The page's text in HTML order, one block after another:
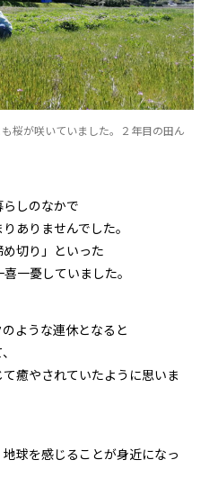
桜が咲いていました。２年目の田ん
しのなかで
ありませんでした。
切り」といった
一憂していました。
ような連休となると
て癒やされていたように思いま
球を感じることが身近になっ